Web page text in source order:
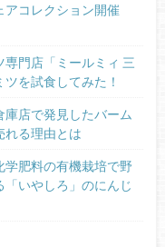
アコレクション開催
門店「ミールミィ 三
を試食してみた！
庫店で発見したバーム
れる理由とは
肥料の有機栽培で野
いやしろ」のにんじ